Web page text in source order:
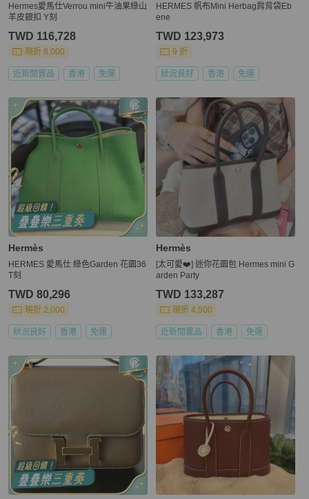
Hermes愛馬仕Verrou mini牛油果綠山
羊皮銀扣 Y刻
TWD 116,728
現折 8,000
近新閒置品 香港 免運
HERMES 帆布Mini Herbag肩背袋Eb
ene
TWD 123,973
9 折
狀況良好 香港 免運
Hermès
HERMES 愛馬仕 綠色Garden 花園36
T刻
TWD 80,296
現折 2,000
狀況良好 香港 免運
Hermès
[太可愛❤️] 迷你花園包 Hermes mini G
arden Party
TWD 133,287
現折 4,500
近新閒置品 香港 免運